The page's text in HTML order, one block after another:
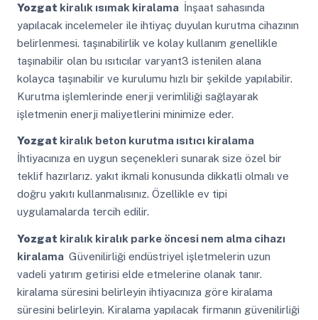
Yozgat kiralık ısımak kiralama İnşaat sahasında
yapılacak incelemeler ile ihtiyaç duyulan kurutma cihazının
belirlenmesi. taşınabilirlik ve kolay kullanım genellikle
taşınabilir olan bu ısıtıcılar varyant3 istenilen alana
kolayca taşınabilir ve kurulumu hızlı bir şekilde yapılabilir.
Kurutma işlemlerinde enerji verimliliği sağlayarak
işletmenin enerji maliyetlerini minimize eder.
Yozgat kiralık beton kurutma ısıtıcı kiralama
İhtiyacınıza en uygun seçenekleri sunarak size özel bir
teklif hazırlarız. yakıt ikmali konusunda dikkatli olmalı ve
doğru yakıtı kullanmalısınız. Özellikle ev tipi
uygulamalarda tercih edilir.
Yozgat kiralık kiralık parke öncesi nem alma cihazı
kiralama Güvenilirliği endüstriyel işletmelerin uzun
vadeli yatırım getirisi elde etmelerine olanak tanır.
kiralama süresini belirleyin ihtiyacınıza göre kiralama
süresini belirleyin. Kiralama yapılacak firmanın güvenilirliği